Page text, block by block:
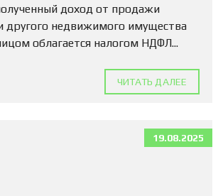
доход от продажи
другого недвижимого имущества
облагается налогом НДФЛ...
ЧИТАТЬ ДАЛЕЕ
19.08.2025